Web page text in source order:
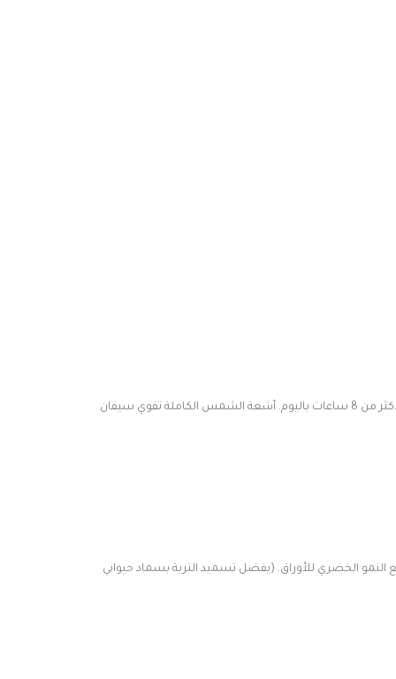
كاملة (على الأقل 8 ساعات باليوم) أو ظل جزئي (في منتصف اليوم) وقد تحتاج السيقان للدعم عند زراعة النبات في الظل الجزئي لأكثر من 8 ساعات باليوم. أشعة الشمس الكاملة تقوي سيقان
النمو الخضري للأوراق. (يفضل تسميد التربة بسماد حيواني